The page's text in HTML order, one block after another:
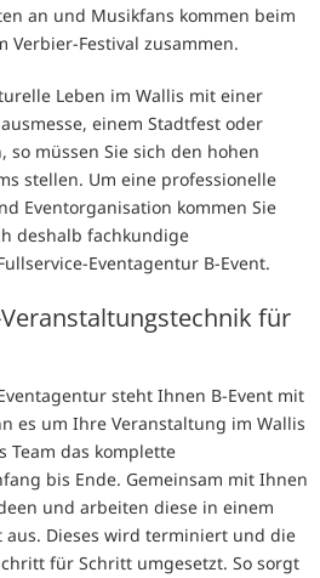
an und Musikfans kommen beim
Verbier-Festival zusammen.
Leben im Wallis mit einer
einem Stadtfest oder
müssen Sie sich den hohen
stellen. Um eine professionelle
Eventorganisation kommen Sie
deshalb fachkundige
Eventagentur B-Event.
für
steht Ihnen B-Event mit
es um Ihre Veranstaltung im Wallis
Team das komplette
bis Ende. Gemeinsam mit Ihnen
und arbeiten diese in einem
Dieses wird terminiert und die
für Schritt umgesetzt. So sorgt